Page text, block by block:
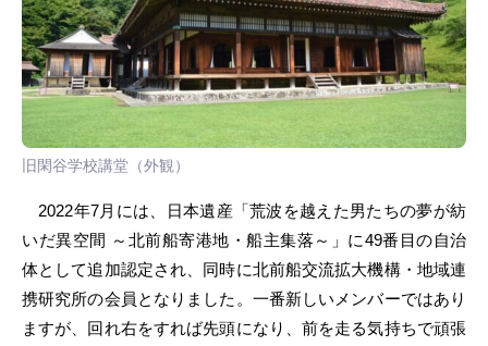
旧閑谷学校講堂（外観）
2022年7月には、日本遺産「荒波を越えた男たちの夢が紡
いだ異空間 ～北前船寄港地・船主集落～」に49番目の自治
体として追加認定され、同時に北前船交流拡大機構・地域連
携研究所の会員となりました。一番新しいメンバーではあり
ますが、回れ右をすれば先頭になり、前を走る気持ちで頑張